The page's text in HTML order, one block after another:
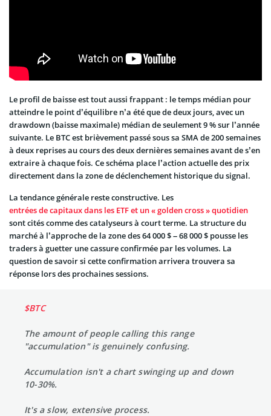
Le profil de baisse est tout aussi frappant : le temps médian pour
atteindre le point d’équilibre n’a été que de deux jours, avec un
drawdown (baisse maximale) médian de seulement 9 % sur l’année
suivante. Le BTC est brièvement passé sous sa SMA de 200 semaines
à deux reprises au cours des deux dernières semaines avant de s’en
extraire à chaque fois. Ce schéma place l’action actuelle des prix
directement dans la zone de déclenchement historique du signal.
La tendance générale reste constructive. Les
entrées de capitaux dans les ETF et un « golden cross » quotidien
sont cités comme des catalyseurs à court terme. La structure du
marché à l’approche de la zone des 64 000 $ – 68 000 $ pousse les
traders à guetter une cassure confirmée par les volumes. La
question de savoir si cette confirmation arrivera trouvera sa
réponse lors des prochaines sessions.
$BTC
The amount of people calling this range
"accumulation" is genuinely confusing.
Accumulation isn't a chart swinging up and down
10-30%.
It's a slow, extensive process.